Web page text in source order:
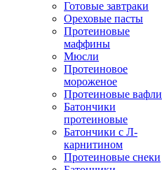
Готовые завтраки
Ореховые пасты
Протеиновые
маффины
Мюсли
Протеиновое
мороженое
Протеиновые вафли
Батончики
протеиновые
Батончики с Л-
карнитином
Протеиновые снеки